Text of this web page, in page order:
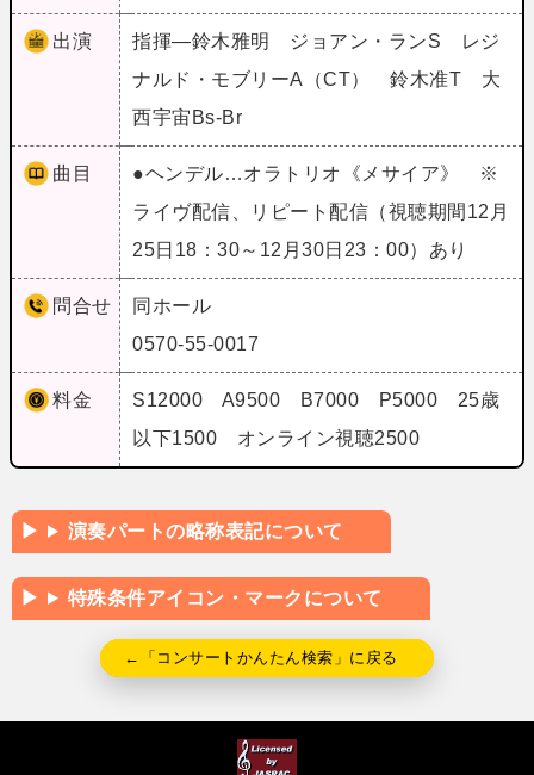
出演
指揮―鈴木雅明 ジョアン・ランS レジ
ナルド・モブリーA（CT） 鈴木准T 大
西宇宙Bs‐Br
曲目
●ヘンデル…オラトリオ《メサイア》 ※
ライヴ配信、リピート配信（視聴期間12月
25日18：30～12月30日23：00）あり
問合せ
同ホール
0570-55-0017
料金
S12000 A9500 B7000 P5000 25歳
以下1500 オンライン視聴2500
演奏パートの略称表記について
特殊条件アイコン・マークについて
←「コンサートかんたん検索」に戻る